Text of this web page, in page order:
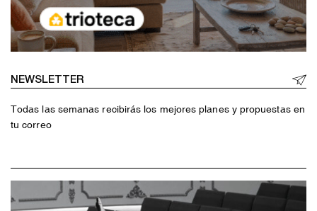
NEWSLETTER
Todas las semanas recibirás los mejores planes y propuestas en
tu correo